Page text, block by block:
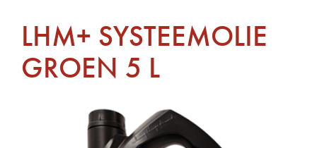
LHM+ SYSTEEMOLIE
GROEN 5 L